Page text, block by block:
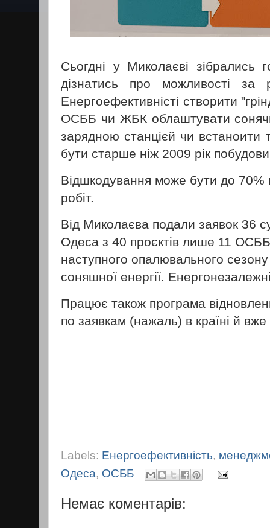
Сьогдні у Миколаєві
дізнатись про можливості за
Енергоефективністі створити
ОСББ чи ЖБК облаштувати
зарядною станцієй чи
бути старше ніж 2009 рік
Відшкодування може бути до 70%
робіт.
Від Миколаєва подали заявок 36
Одеса з 40 проєктів лише 11
наступного опалювального
соняшної енергії.
Працює також програма
по заявкам (нажаль) в країні й
Labels: Енергоефективність,
Одеса, ОСББ
Немає коментарів: